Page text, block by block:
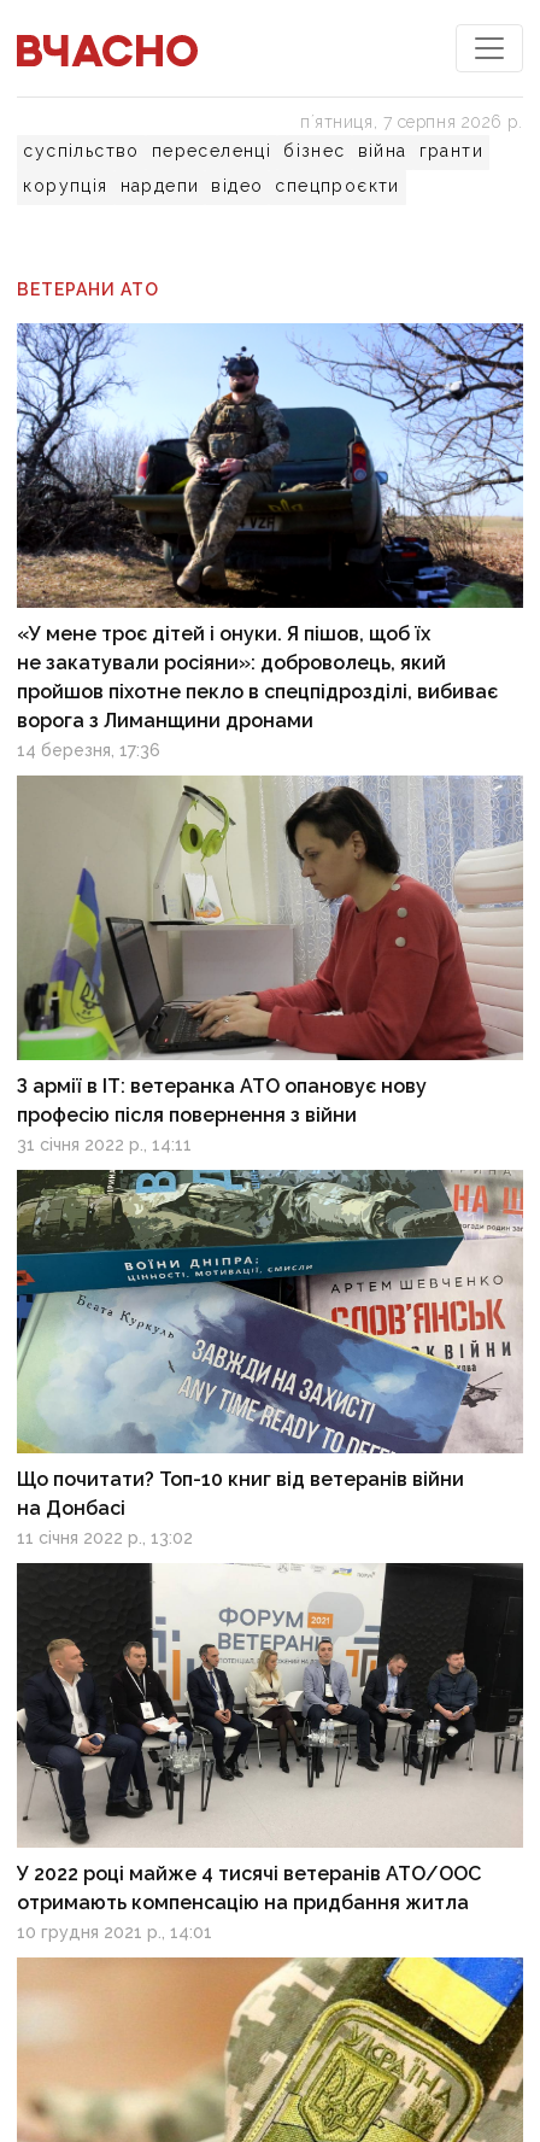
суспільство переселенці бізнес війна
гранти
корупція
нардепи відео спецпроєкти
пʼятниця, 7 серпня 2026 р.
ВЕТЕРАНИ АТО
«У мене троє дітей і онуки. Я пішов, щоб їх
не закатували росіяни»: доброволець, який
пройшов піхотне пекло в спецпідрозділі, вибиває
ворога з Лиманщини дронами
14 березня, 17:36
З армії в ІТ: ветеранка АТО опановує нову
професію після повернення з війни
31 січня 2022 р., 14:11
Що почитати? Топ-10 книг від ветеранів війни
на Донбасі
11 січня 2022 р., 13:02
У 2022 році майже 4 тисячі ветеранів АТО/ООС
отримають компенсацію на придбання житла
10 грудня 2021 р., 14:01